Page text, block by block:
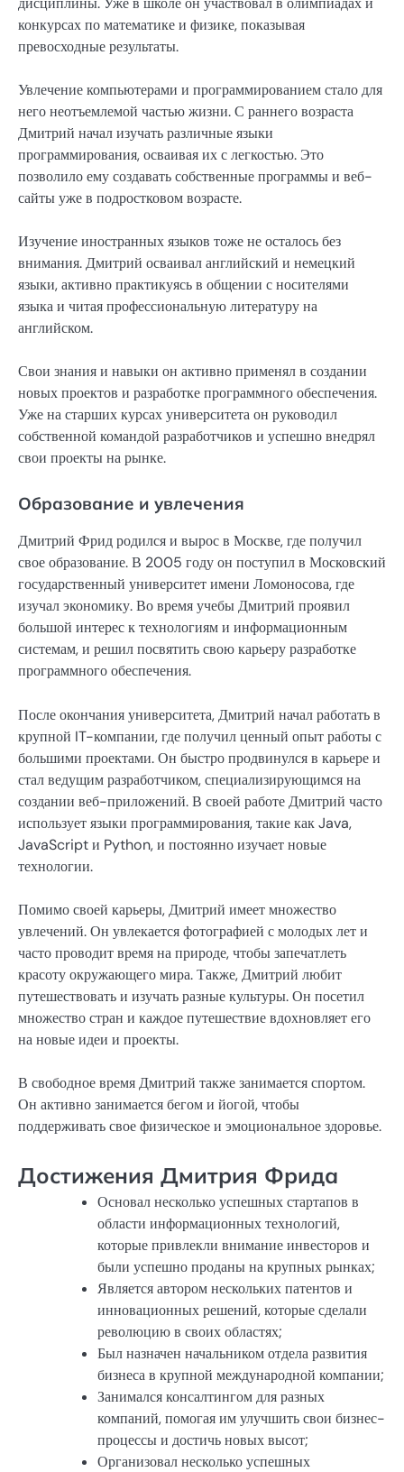
конкурсах по математике и физике, показывая
превосходные результаты.
Увлечение компьютерами и программированием стало для
него неотъемлемой частью жизни. С раннего возраста
Дмитрий начал изучать различные языки
программирования, осваивая их с легкостью. Это
позволило ему создавать собственные программы и веб-
сайты уже в подростковом возрасте.
Изучение иностранных языков тоже не осталось без
внимания. Дмитрий осваивал английский и немецкий
языки, активно практикуясь в общении с носителями
языка и читая профессиональную литературу на
английском.
Свои знания и навыки он активно применял в создании
новых проектов и разработке программного обеспечения.
Уже на старших курсах университета он руководил
собственной командой разработчиков и успешно внедрял
свои проекты на рынке.
Образование и увлечения
Дмитрий Фрид родился и вырос в Москве, где получил
свое образование. В 2005 году он поступил в Московский
государственный университет имени Ломоносова, где
изучал экономику. Во время учебы Дмитрий проявил
большой интерес к технологиям и информационным
системам, и решил посвятить свою карьеру разработке
программного обеспечения.
После окончания университета, Дмитрий начал работать в
крупной IT-компании, где получил ценный опыт работы с
большими проектами. Он быстро продвинулся в карьере и
стал ведущим разработчиком, специализирующимся на
создании веб-приложений. В своей работе Дмитрий часто
использует языки программирования, такие как Java,
JavaScript и Python, и постоянно изучает новые
технологии.
Помимо своей карьеры, Дмитрий имеет множество
увлечений. Он увлекается фотографией с молодых лет и
часто проводит время на природе, чтобы запечатлеть
красоту окружающего мира. Также, Дмитрий любит
путешествовать и изучать разные культуры. Он посетил
множество стран и каждое путешествие вдохновляет его
на новые идеи и проекты.
В свободное время Дмитрий также занимается спортом.
Он активно занимается бегом и йогой, чтобы
поддерживать свое физическое и эмоциональное здоровье.
Достижения Дмитрия Фрида
Основал несколько успешных стартапов в
области информационных технологий,
которые привлекли внимание инвесторов и
были успешно проданы на крупных рынках;
Является автором нескольких патентов и
инновационных решений, которые сделали
революцию в своих областях;
Был назначен начальником отдела развития
бизнеса в крупной международной компании;
Занимался консалтингом для разных
компаний, помогая им улучшить свои бизнес-
процессы и достичь новых высот;
Организовал несколько успешных